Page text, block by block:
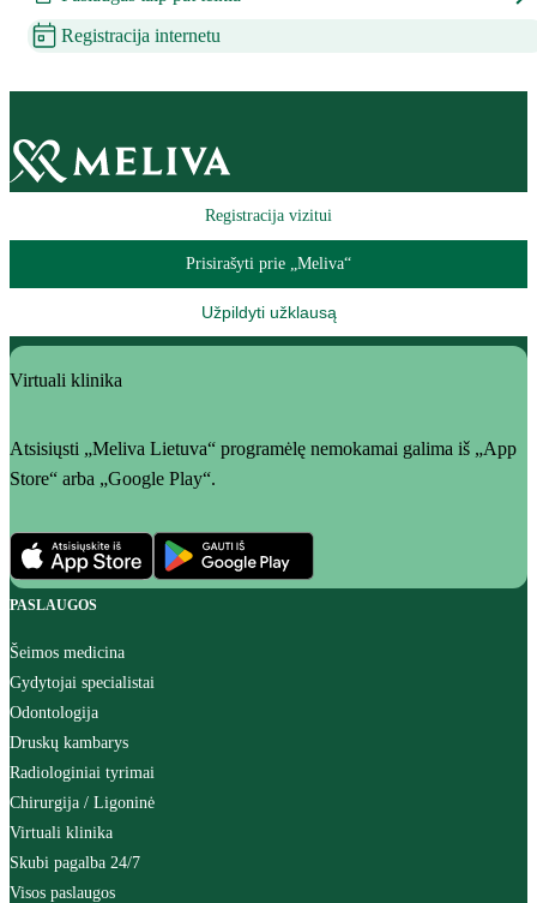
Registracija internetu
Registracija vizitui
Prisirašyti prie „Meliva“
Užpildyti užklausą
Virtuali klinika
Atsisiųsti „Meliva Lietuva“ programėlę nemokamai galima iš „App
Store“ arba „Google Play“.
PASLAUGOS
Šeimos medicina
Gydytojai specialistai
Odontologija
Druskų kambarys
Radiologiniai tyrimai
Chirurgija / Ligoninė
Virtuali klinika
Skubi pagalba 24/7
Visos paslaugos